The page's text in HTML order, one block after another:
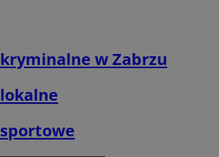
w Zabrzu